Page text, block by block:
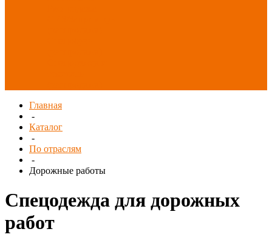
Главная
-
Каталог
-
По отраслям
-
Дорожные работы
Спецодежда для дорожных
работ